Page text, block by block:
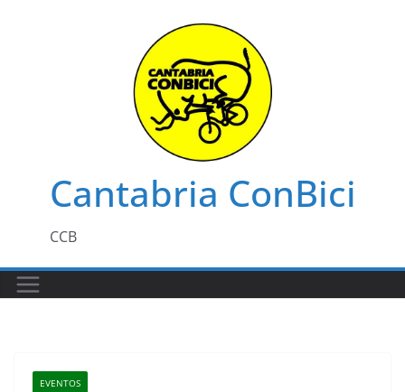
Cantabria ConBici
CCB
EVENTOS